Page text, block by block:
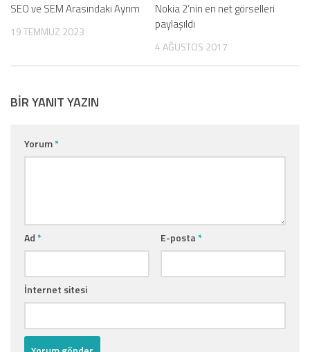
SEO ve SEM Arasındaki Ayrım
19 TEMMUZ 2023
Nokia 2’nin en net görselleri
paylaşıldı
4 AĞUSTOS 2017
BIR YANIT YAZIN
Yorum*
Ad* E-posta*
İnternet sitesi